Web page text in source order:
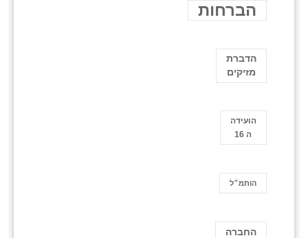
הברחות
הדברת
מזיקים
הועידה
ה 16
הותמ״ל
החברה